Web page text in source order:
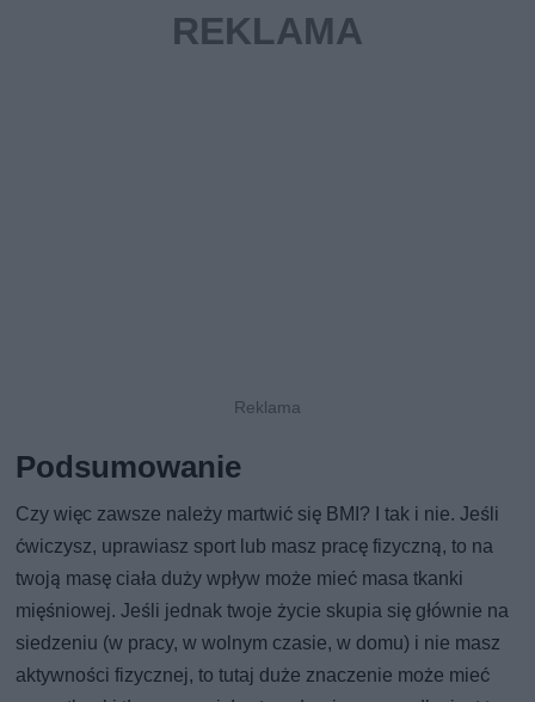
Podsumowanie
Czy więc zawsze należy martwić się BMI? I tak i nie. Jeśli
ćwiczysz, uprawiasz sport lub masz pracę fizyczną, to na
twoją masę ciała duży wpływ może mieć masa tkanki
mięśniowej. Jeśli jednak twoje życie skupia się głównie na
siedzeniu (w pracy, w wolnym czasie, w domu) i nie masz
aktywności fizycznej, to tutaj duże znaczenie może mieć